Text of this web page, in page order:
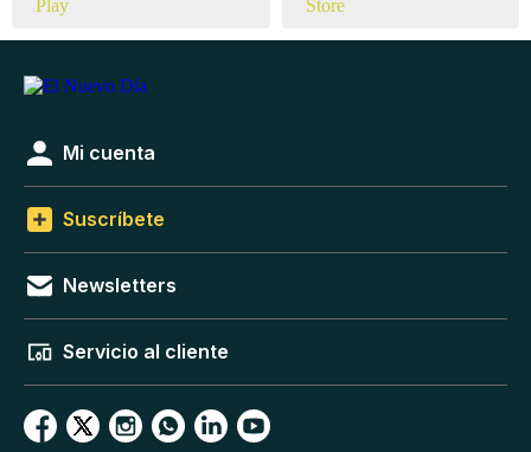
Mi cuenta
Suscríbete
Newsletters
Servicio al cliente